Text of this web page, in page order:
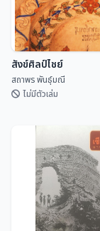
สังข์ศิลป์ไชย์
สถาพร พันธุ์มณี
สังข์ศิลป์ไชย์
สถาพร พันธุ์มณี
ไม่มีตัวเล่ม